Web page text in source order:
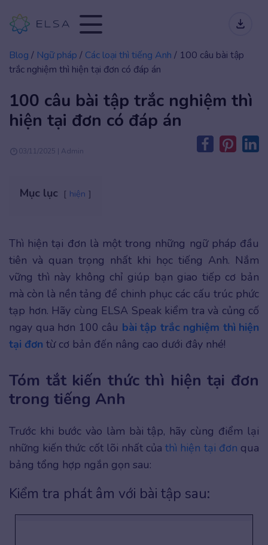
Blog / Ngữ pháp / Các loại thì tiếng Anh / 100 câu bài tập
trắc nghiệm thì hiện tại đơn có đáp án
100 câu bài tập trắc nghiệm thì
hiện tại đơn có đáp án
03/11/2025 | Admin
Mục lục hiện
Thì hiện tại đơn là một trong những ngữ pháp đầu
tiên và quan trọng nhất khi học tiếng Anh. Nắm
vững thì này không chỉ giúp bạn giao tiếp cơ bản
mà còn là nền tảng để chinh phục các cấu trúc phức
tạp hơn. Hãy cùng ELSA Speak kiểm tra và củng cố
ngay qua hơn 100 câu bài tập trắc nghiệm thì hiện
tại đơn từ cơ bản đến nâng cao dưới đây nhé!
Tóm tắt kiến thức thì hiện tại đơn
trong tiếng Anh
Trước khi bước vào làm bài tập, hãy cùng điểm lại
những kiến thức cốt lõi nhất củathì hiện tại đơn qua
bảng tổng hợp ngắn gọn sau:
Kiểm tra phát âm với bài tập sau: